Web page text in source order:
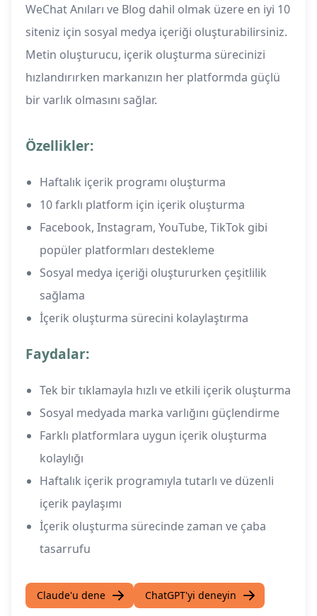
WeChat Anıları ve Blog dahil olmak üzere en iyi 10
siteniz için sosyal medya içeriği oluşturabilirsiniz.
Metin oluşturucu, içerik oluşturma sürecinizi
hızlandırırken markanızın her platformda güçlü
bir varlık olmasını sağlar.
Özellikler:
Haftalık içerik programı oluşturma
10 farklı platform için içerik oluşturma
Facebook, Instagram, YouTube, TikTok gibi
popüler platformları destekleme
Sosyal medya içeriği oluştururken çeşitlilik
sağlama
İçerik oluşturma sürecini kolaylaştırma
Faydalar:
Tek bir tıklamayla hızlı ve etkili içerik oluşturma
Sosyal medyada marka varlığını güçlendirme
Farklı platformlara uygun içerik oluşturma
kolaylığı
Haftalık içerik programıyla tutarlı ve düzenli
içerik paylaşımı
İçerik oluşturma sürecinde zaman ve çaba
tasarrufu
Claude'u dene ChatGPT'yi deneyin